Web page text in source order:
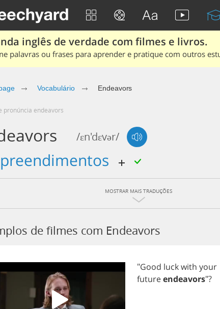
inglês de verdade com filmes e livros.
palavras ou frases para aprender e pratique com outros
Vocabulário Endeavors
pronúncia endeavors
/ɛn'dɛvər/
MOSTRAR MAIS TRADUÇÕES
de filmes com Endeavors
"Good luckwith your
futureendeavors"?